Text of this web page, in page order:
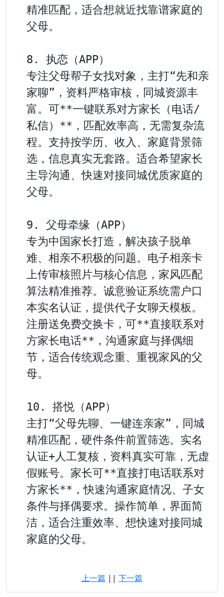
精准匹配，适合想就近找靠谱家庭的
父母。
8. 执恋（APP）
专注父母帮子女找对象，主打“先和亲
家聊”，资料严格审核，同城资源丰
富。可**一键联系对方家长（电话/
私信）**，匹配效率高，无需复杂流
程。支持按学历、收入、家庭背景筛
选，信息真实无套路。适合希望家长
主导沟通、快速对接同城优质家庭的
父母。
9. 父母牵缘（APP）
专为中国家长打造，解决孩子脱单
难、相亲不积极的问题。电子相亲卡
上传审核照片与核心信息，家风匹配
算法精准推荐。诚意验证系统需户口
本实名认证，提供代子女聊天模板。
注册送免费交换卡，可**直接联系对
方家长电话**，沟通家庭与择偶细
节，适合传统观念重、重视家风的父
母。
10. 搭悦（APP）
主打“父母先聊、一键连亲家”，同城
精准匹配，硬件条件前置筛选。实名
认证+人工复核，资料真实可靠，无虚
假账号。家长可**直接打电话联系对
方家长**，快速沟通家庭情况、子女
条件与择偶要求。操作简单，界面简
洁，适合注重效率、想快速对接同城
家庭的父母。
上一篇 || 下一篇